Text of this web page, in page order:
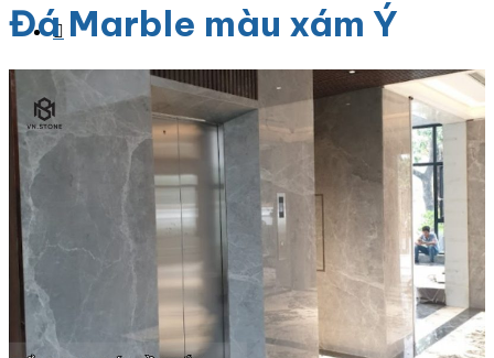
Danh Mục Sản Phẩm
Đá Granite
Đá Granite Màu Vàng
Đá Granite Màu Xám
Đá Granite Màu Đen
Đá Granite Màu Xanh
Đá Marble màu xám Ý